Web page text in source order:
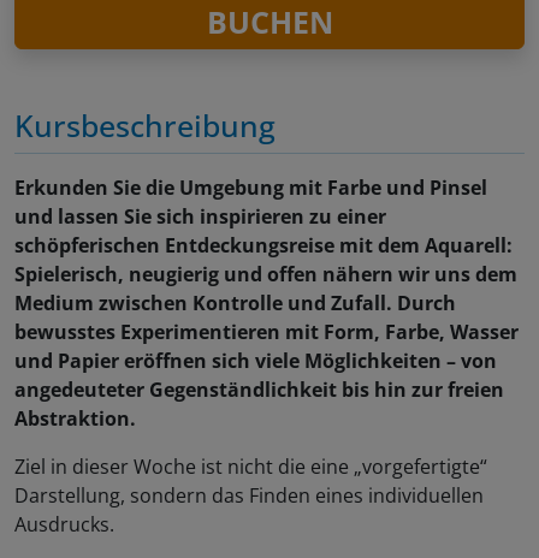
Kursbeschreibung
Erkunden Sie die Umgebung mit Farbe und Pinsel
und lassen Sie sich inspirieren zu einer
schöpferischen Entdeckungsreise mit dem Aquarell:
Spielerisch, neugierig und offen nähern wir uns dem
Medium zwischen Kontrolle und Zufall. Durch
bewusstes Experimentieren mit Form, Farbe, Wasser
und Papier eröffnen sich viele Möglichkeiten – von
angedeuteter Gegenständlichkeit bis hin zur freien
Abstraktion.
Ziel in dieser Woche ist nicht die eine „vorgefertigte“
Darstellung, sondern das Finden eines individuellen
Ausdrucks.
BUCHEN